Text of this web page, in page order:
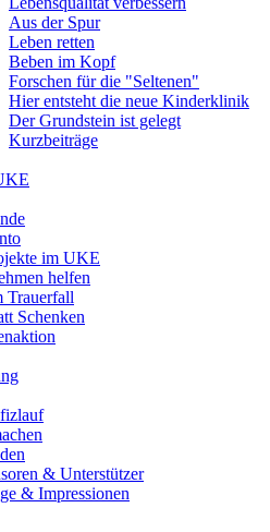
Aus der Spur
Leben retten
Beben im Kopf
Forschen für die "Seltenen"
Hier entsteht die neue Kinderklinik
Der Grundstein ist gelegt
Kurzbeiträge
im UKE
helfen
Trauerfall
Schenken
& Unterstützer
& Impressionen